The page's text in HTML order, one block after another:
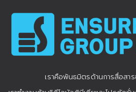
เราคือพันธมิตรด้านการสื่อสา